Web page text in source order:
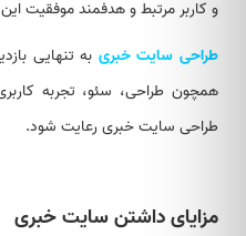
و کاربر مرتبط و هدفمند موفقیت
طراحی سایت خبری به تنهایی
همچون طراحی، سئو، تجربه
طراحی سایت خبری رعایت شود.
مزایای داشتن سایت خبری